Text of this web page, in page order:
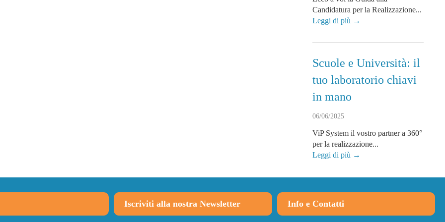
Candidatura per la Realizzazione...
Leggi di più →
Scuole e Università: il
tuo laboratorio chiavi
in mano
06/06/2025
ViP System il vostro partner a 360°
per la realizzazione...
Leggi di più →
Iscriviti alla nostra Newsletter Info e Contatti